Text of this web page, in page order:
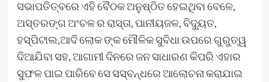
ସଭାପତିତ୍ବରେ ଏହି ବୈଠକ ଅନୁଷ୍ଠିତ ହେଇଥିବା ବେଳେ,
ଅସ୍ତରଙ୍ଗ ଅଂଚଳ ର ରାସ୍ତା, ପାନୀୟଜଳ, ବିଦ୍ୟୁତ,
ହସ୍ପିଟାଲ,ଆଦି ଲୋକ ଙ୍କ ମୌଳିକ ସୁବିଧା ଉପରେ ଗୁରୁତ୍ୱ
ଦିଆଯିବା ସହ, ଆଗାମୀ ଦିନରେ ଜନ ସାଧାରଣ କିପରି ଏହାର
ସୁଫଳ ପାଇ ପାରିବେ ସେ ସସ୍ବନ୍ଧରେ ଆଲୋଚନା କରାଯାଇ